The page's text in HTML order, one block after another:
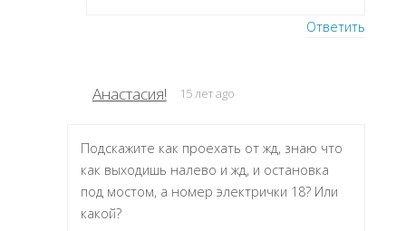
Ответить
Анастасия! 15 лет ago
Подскажите как проехать от жд, знаю что
как выходишь налево и жд, и остановка
под мостом, а номер электрички 18? Или
какой?